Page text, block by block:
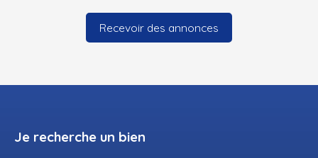
Recevoir des annonces
Je recherche un bien